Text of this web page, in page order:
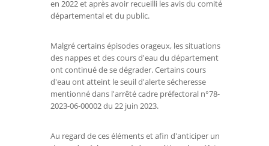
en 2022 et après avoir recueilli les avis du comité
départemental et du public.
Malgré certains épisodes orageux, les situations
des nappes et des cours d'eau du département
ont continué de se dégrader. Certains cours
d'eau ont atteint le seuil d'alerte sécheresse
mentionné dans l'arrêté cadre préfectoral n°78-
2023-06-00002 du 22 juin 2023.
Au regard de ces éléments et afin d'anticiper un